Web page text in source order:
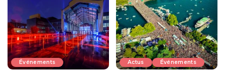
Événements Actus Événements